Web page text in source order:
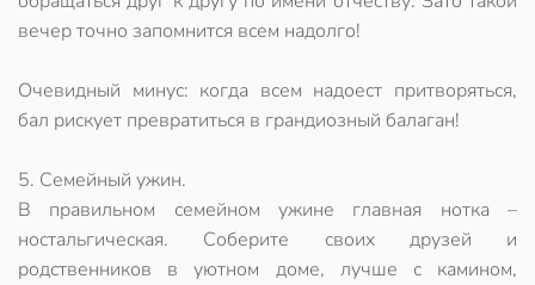
вечер точно запомнится всем надолго!
Очевидный минус: когда всем надоест притворяться,
бал рискует превратиться в грандиозный балаган!
5. Семейный ужин.
В правильном семейном ужине главная нотка –
ностальгическая. Соберите своих друзей и
родственников в уютном доме, лучше с камином,